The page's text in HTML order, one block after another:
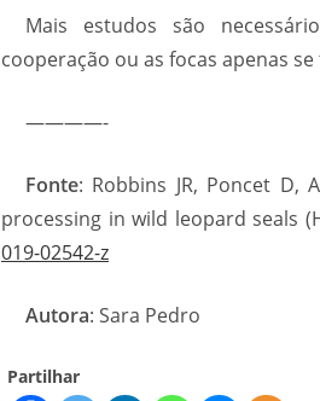
Mais estudos são
cooperação ou as focas apenas
————-
Fonte: Robbins JR, Poncet D,
processing in wild leopard seals
019-02542-z
Autora: Sara Pedro
Partilhar